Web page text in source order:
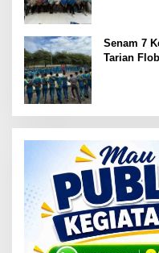
Senam 7
Tarian